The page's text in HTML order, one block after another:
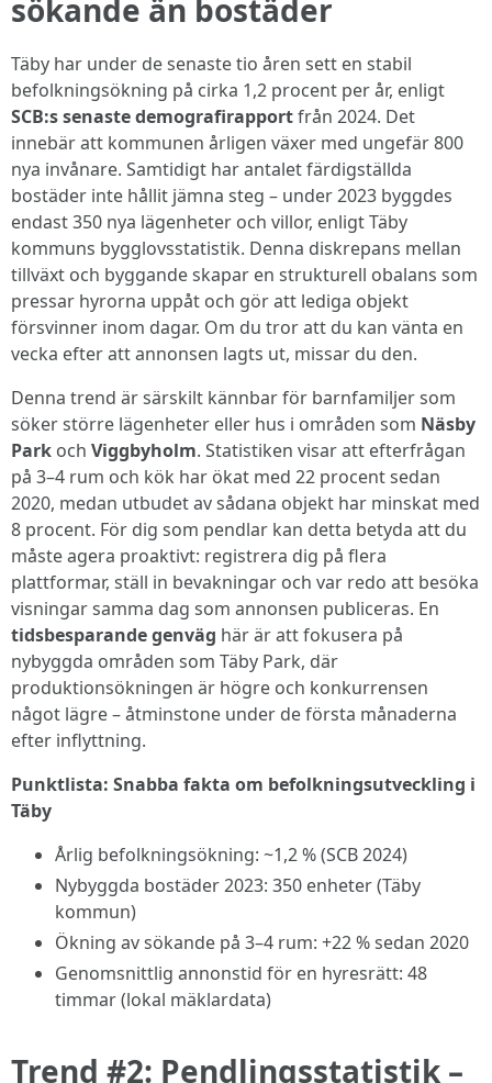
sökande än bostäder
Täby har under de senaste tio åren sett en stabil
befolkningsökning på cirka 1,2 procent per år, enligt
SCB:s senaste demografirapportfrån 2024. Det
innebär att kommunen årligen växer med ungefär 800
nya invånare. Samtidigt har antalet färdigställda
bostäder inte hållit jämna steg – under 2023 byggdes
endast 350 nya lägenheter och villor, enligt Täby
kommuns bygglovsstatistik. Denna diskrepans mellan
tillväxt och byggande skapar en strukturell obalans som
pressar hyrorna uppåt och gör att lediga objekt
försvinner inom dagar. Om du tror att du kan vänta en
vecka efter att annonsen lagts ut, missar du den.
Denna trend är särskilt kännbar för barnfamiljer som
söker större lägenheter eller hus i områden som Näsby
Park och Viggbyholm. Statistiken visar att efterfrågan
på 3–4 rum och kök har ökat med 22 procent sedan
2020, medan utbudet av sådana objekt har minskat med
8 procent. För dig som pendlar kan detta betyda att du
måste agera proaktivt: registrera dig på flera
plattformar, ställ in bevakningar och var redo att besöka
visningar samma dag som annonsen publiceras. En
tidsbesparande genväg här är att fokusera på
nybyggda områden som Täby Park, där
produktionsökningen är högre och konkurrensen
något lägre – åtminstone under de första månaderna
efter inflyttning.
Punktlista: Snabba fakta om befolkningsutveckling i
Täby
Årlig befolkningsökning: ~1,2 % (SCB 2024)
Nybyggda bostäder 2023: 350 enheter (Täby
kommun)
Ökning av sökande på 3–4 rum: +22 % sedan 2020
Genomsnittlig annonstid för en hyresrätt: 48
timmar (lokal mäklardata)
Trend #2: Pendlingsstatistik –